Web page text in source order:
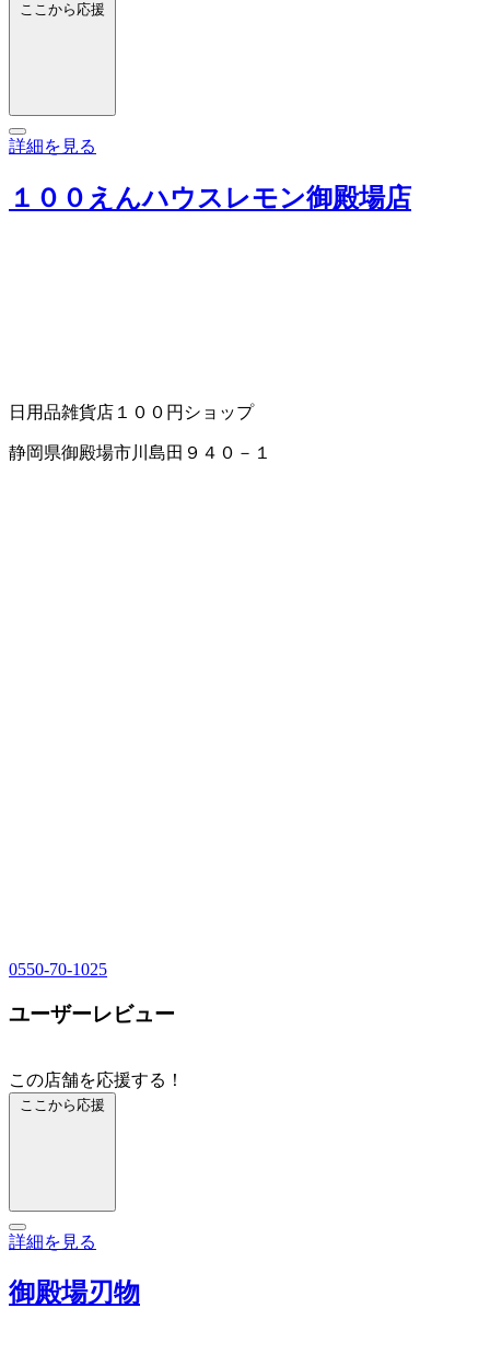
ここから応援
詳細を見る
１００えんハウスレモン御殿場店
日用品雑貨店 １００円ショップ
静岡県御殿場市川島田９４０－１
0550-70-1025
ユーザーレビュー
この店舗を応援する！
ここから応援
詳細を見る
御殿場刃物